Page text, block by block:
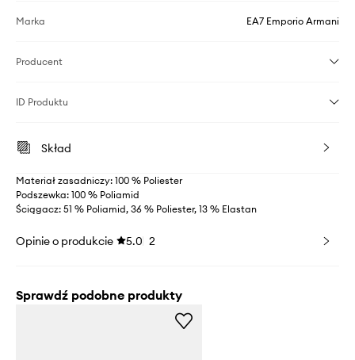
Marka EA7 Emporio Armani
Producent
ID Produktu
Skład
Materiał zasadniczy: 100 % Poliester
Podszewka: 100 % Poliamid
Ściągacz: 51 % Poliamid, 36 % Poliester, 13 % Elastan
Opinie o produkcie 5.0 2
Sprawdź podobne produkty